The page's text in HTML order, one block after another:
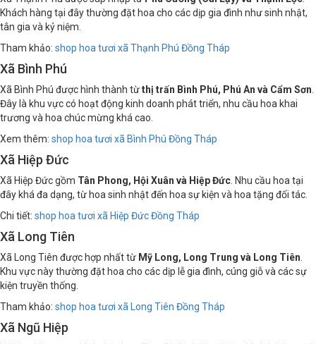
Xã Thạnh Phú được sáp nhập từ Phú Cường (Cai Lậy) và Thạnh Lộc.
Khách hàng tại đây thường đặt hoa cho các dịp gia đình như sinh nhật,
tân gia và kỷ niệm.
shop hoa tươi xã Thạnh Phú Đồng Tháp
Xã Bình Phú
Xã Bình Phú được hình thành từ thị trấn Bình Phú, Phú An và Cẩm Sơn
Đây là khu vực có hoạt động kinh doanh phát triển, nhu cầu hoa khai
trương và hoa chúc mừng khá cao.
shop hoa tươi xã Bình Phú Đồng Tháp
Xã Hiệp Đức
Xã Hiệp Đức gồm Tân Phong, Hội Xuân và Hiệp Đức . Nhu cầu hoa tại
đây khá đa dạng, từ hoa sinh nhật đến hoa sự kiện và hoa tặng đối tác.
shop hoa tươi xã Hiệp Đức Đồng Tháp
Xã Long Tiên
Xã Long Tiên được hợp nhất từ Mỹ Long, Long Trung và Long Tiên
Khu vực này thường đặt hoa cho các dịp lễ gia đình, cúng giỗ và các sự
kiện truyền thống.
shop hoa tươi xã Long Tiên Đồng Tháp
Xã Ngũ Hiệp